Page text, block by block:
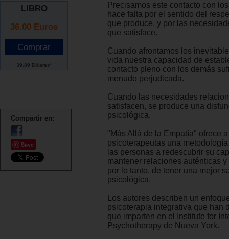
LIBRO
36.00 Euros
39.89 Dólares*
Compartir en:
Save
Precisamos este contacto con
hace falta por el sentido del
que produce, y por las
que satisface.
Cuando afrontamos los
vida nuestra capacidad de
contacto pleno con los demás
menudo perjudicada.
Cuando las necesidades
satisfacen, se produce una
psicológica.
"Más Allá de la Empatía" ofrece
psicoterapeutas una
las personas a redescubrir su
mantener relaciones auténticas y
por lo tanto, de tener una mejor
psicológica.
Los autores describen un
psicoterapia integrativa que han
que imparten en el Institute for
Psychotherapy de Nueva York.